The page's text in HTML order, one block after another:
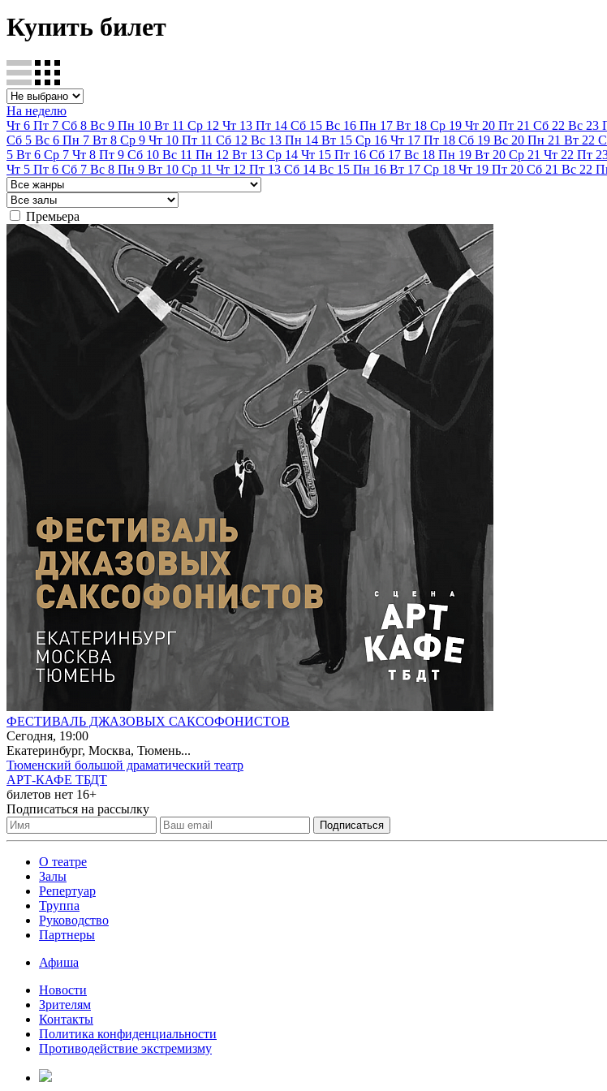
Купить билет
На неделю
Чт 6 Пт 7 Сб 8 Вс 9 Пн 10 Вт 11 Ср 12 Чт 13 Пт 14 Сб 15 Вс 16 Пн 17 Вт 18 Ср 19 Чт 20 Пт 21 Сб 22 Вс 23
Сб 5 Вс 6 Пн 7 Вт 8 Ср 9 Чт 10 Пт 11 Сб 12 Вс 13 Пн 14 Вт 15 Ср 16 Чт 17 Пт 18 Сб 19 Вс 20 Пн 21 Вт 22
5 Вт 6 Ср 7 Чт 8 Пт 9 Сб 10 Вс 11 Пн 12 Вт 13 Ср 14 Чт 15 Пт 16 Сб 17 Вс 18 Пн 19 Вт 20 Ср 21 Чт 22 Пт
Чт 5 Пт 6 Сб 7 Вс 8 Пн 9 Вт 10 Ср 11 Чт 12 Пт 13 Сб 14 Вс 15 Пн 16 Вт 17 Ср 18 Чт 19 Пт 20 Сб 21 Вс 22
Премьера
ФЕСТИВАЛЬ ДЖАЗОВЫХ САКСОФОНИСТОВ
Сегодня, 19:00
Екатеринбург, Москва, Тюмень...
Тюменский большой драматический театр
АРТ-КАФЕ ТБДТ
билетов нет 16+
Подписаться на рассылку
О театре
Залы
Репертуар
Труппа
Руководство
Партнеры
Афиша
Новости
Зрителям
Контакты
Политика конфиденциальности
Противодействие экстремизму